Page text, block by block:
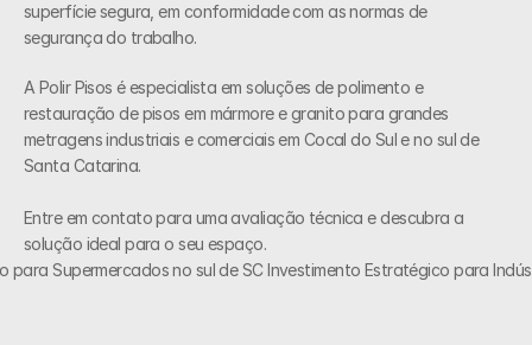
superfície segura, em conformidade com as normas de
segurança do trabalho.
A Polir Pisos é especialista em soluções de polimento e
restauração de pisos em mármore e granito para grandes
metragens industriais e comerciais em Cocal do Sul e no sul de
Santa Catarina.
Entre em contato para uma avaliação técnica e descubra a
solução ideal para o seu espaço.
para Supermercados no sul de SC Investimento Estratégico para